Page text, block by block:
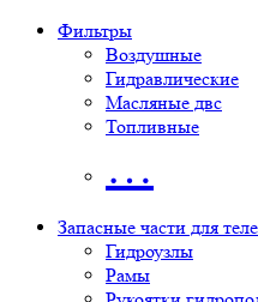
Фильтры
Воздушные
Гидравлические
Масляные двс
Топливные
…
Запасные части для
Гидроузлы
Рамы